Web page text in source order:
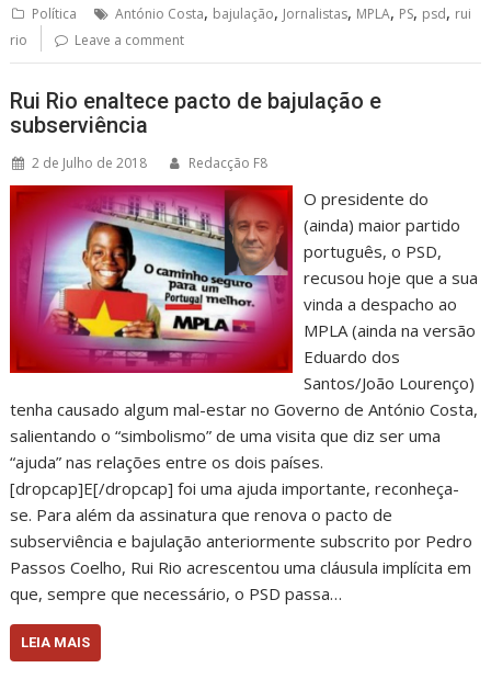
Política António Costa, bajulação, Jornalistas, MPLA, PS, psd, rui
rio
Leave a comment
Rui Rio enaltece pacto de bajulação e
subserviência
2 de Julho de 2018 Redacção F8
O presidente do
(ainda) maior partido
português, o PSD,
recusou hoje que a sua
vinda a despacho ao
MPLA (ainda na versão
Eduardo dos
Santos/João Lourenço)
tenha causado algum mal-estar no Governo de António Costa,
salientando o “simbolismo” de uma visita que diz ser uma
“ajuda” nas relações entre os dois países.
[dropcap]E[/dropcap] foi uma ajuda importante, reconheça-
se. Para além da assinatura que renova o pacto de
subserviência e bajulação anteriormente subscrito por Pedro
Passos Coelho, Rui Rio acrescentou uma cláusula implícita em
que, sempre que necessário, o PSD passa…
LEIA MAIS